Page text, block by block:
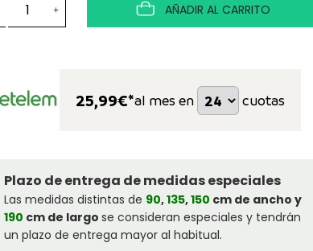
AÑADIR AL CARRITO
25,99€*al mes en cuotas
Plazo de entrega de medidas especiales
Las medidas distintas de 90,135,150 cm de ancho y
190 cm de largo se consideran especiales y tendrán
un plazo de entrega mayor al habitual.